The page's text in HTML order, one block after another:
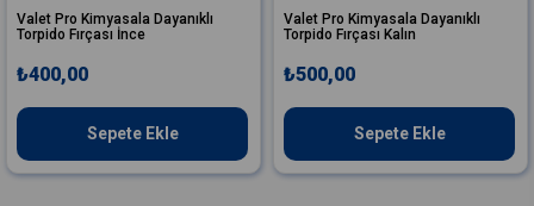
Valet Pro Kimyasala Dayanıklı
Torpido Fırçası İnce
₺400,00
Sepete Ekle
Valet Pro Kimyasala Dayanıklı
Torpido Fırçası Kalın
₺500,00
Sepete Ekle